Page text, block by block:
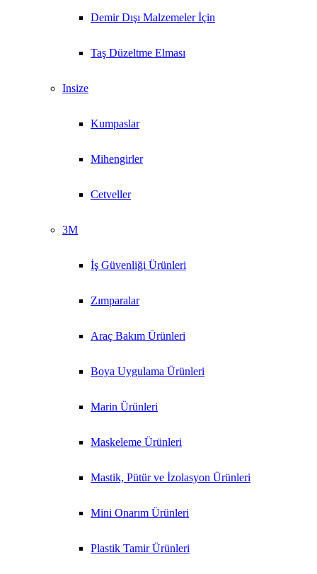
Demir Dışı Malzemeler İçin
Taş Düzeltme Elması
Insize
Kumpaslar
Mihengirler
Cetveller
3M
İş Güvenliği Ürünleri
Zımparalar
Araç Bakım Ürünleri
Boya Uygulama Ürünleri
Marin Ürünleri
Maskeleme Ürünleri
Mastik, Pütür ve İzolasyon Ürünleri
Mini Onarım Ürünleri
Plastik Tamir Ürünleri